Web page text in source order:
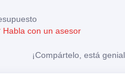
Habla con un asesor
¡Compártelo, está